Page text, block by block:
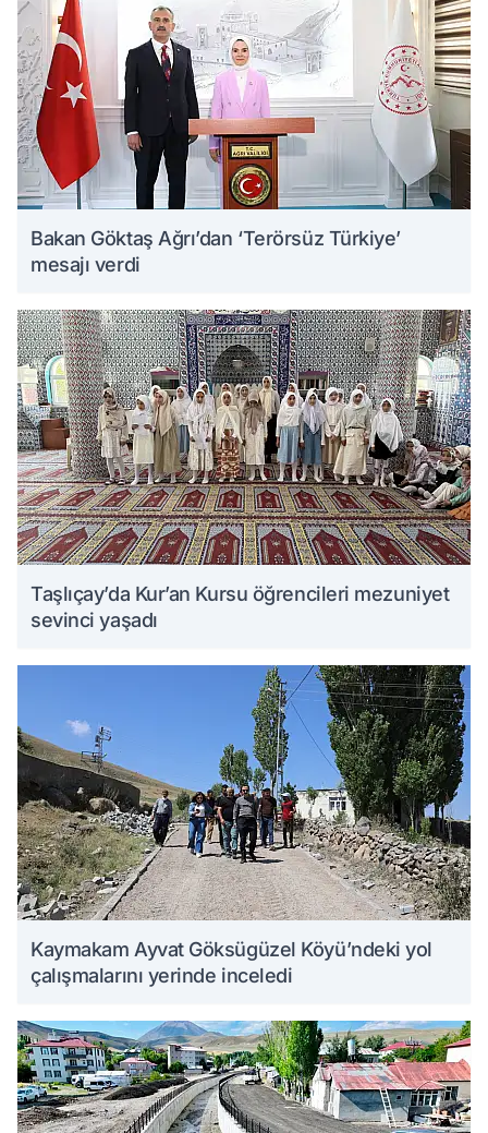
Bakan Göktaş Ağrı’dan ‘Terörsüz Türkiye’
mesajı verdi
Taşlıçay’da Kur’an Kursu öğrencileri mezuniyet
sevinci yaşadı
Kaymakam Ayvat Göksügüzel Köyü’ndeki yol
çalışmalarını yerinde inceledi